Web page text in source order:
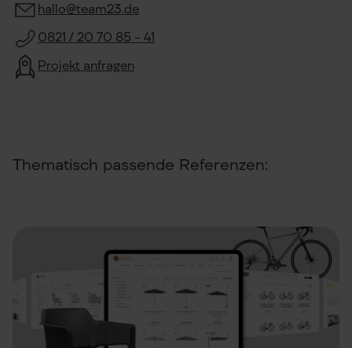
hallo@team23.de
0821 / 20 70 85 - 41
Projekt anfragen
Thematisch passende Referenzen: